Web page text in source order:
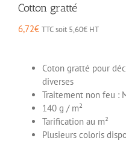
Cotton gratté
6,72€ TTC soit 5,60€ HT
Coton gratté pour
diverses
Traitement non feu :
140 g / m²
Tarification au m²
Plusieurs coloris